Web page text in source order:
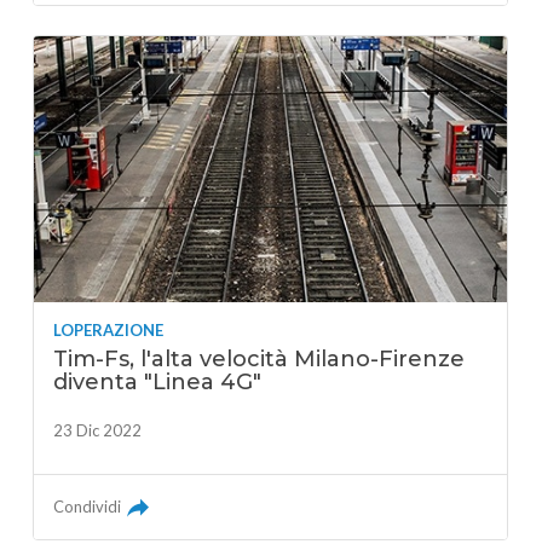
LOPERAZIONE
Tim-Fs, l'alta velocità Milano-Firenze
diventa "Linea 4G"
23 Dic 2022
Condividi